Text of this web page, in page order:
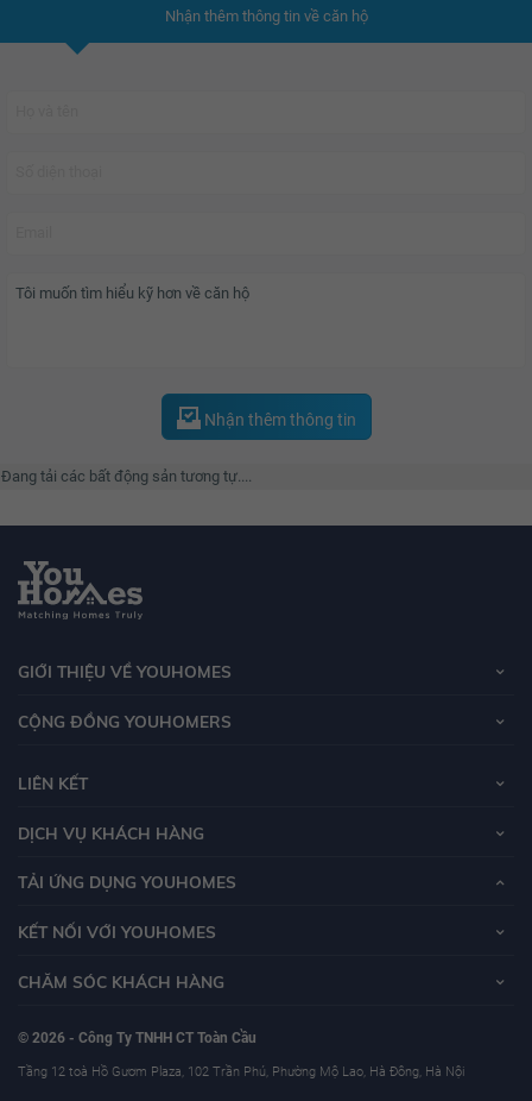
Nhận thêm thông tin về căn hộ
Nhận thêm thông tin
tải các bất động sản tương tự....
GIỚI THIỆU VỀ YOUHOMES
CỘNG ĐỒNG YOUHOMERS
LIÊN KẾT
DỊCH VỤ KHÁCH HÀNG
TẢI ỨNG DỤNG YOUHOMES
KẾT NỐI VỚI YOUHOMES
CHĂM SÓC KHÁCH HÀNG
© 2026 - Công Ty TNHH CT Toàn Cầu
Tầng 12 toà Hồ Gươm Plaza, 102 Trần Phú, Phường Mộ Lao, Hà Đông, Hà Nội